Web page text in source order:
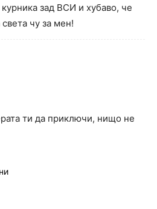
курника зад ВСИ и хубаво, че
чу за мен!
ти да приключи, нищо не